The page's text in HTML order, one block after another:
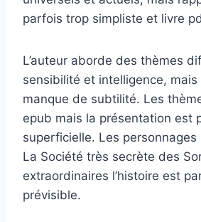
parfois trop simpliste et livre
L’auteur aborde des thèmes
sensibilité et intelligence, mais
manque de subtilité. Les
epub mais la présentation est
superficielle. Les
La Société très secrète des
extraordinaires l’histoire est
prévisible.